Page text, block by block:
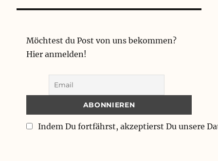
Möchtest du Post von uns bekommen?
Hier anmelden!
Indem Du fortfährst, akzeptierst Du unsere